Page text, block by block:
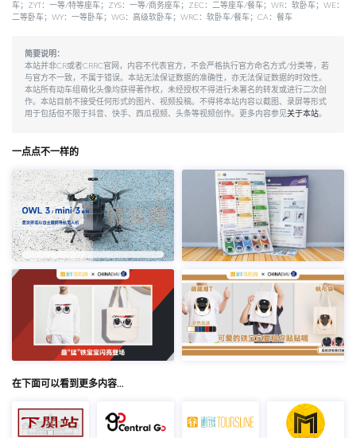
车；ZYT：一等/特等座车；ZYS：一等/商务座车；ZEC：二等座车/餐车；WR：软卧车；WE：
二等卧车；WY：一等卧车；WG：高级软卧车；WRC：软卧车/餐车；CA：餐车
简要说明：
本站并非CR或者CRRC官网，内容不代表官方，不会严格执行官方命名方式/分类等，若
与官方不一致，不属于错误。本站无法保证数据的准确性，亦无法保证数据的时效性。
本站所有动车组萌化头像均获得著作权，未经授权不得进行未署名的转发或进行二次创
作。本站目前不接受任何形式的图片、视频投稿。不得将本站内容以截图、录屏等形式
用于包括但不限于抖音、快手、西瓜视频、头条等视频创作。更多内容参见关于本站。
一点点不一样的
在下面可以看到更多内容…